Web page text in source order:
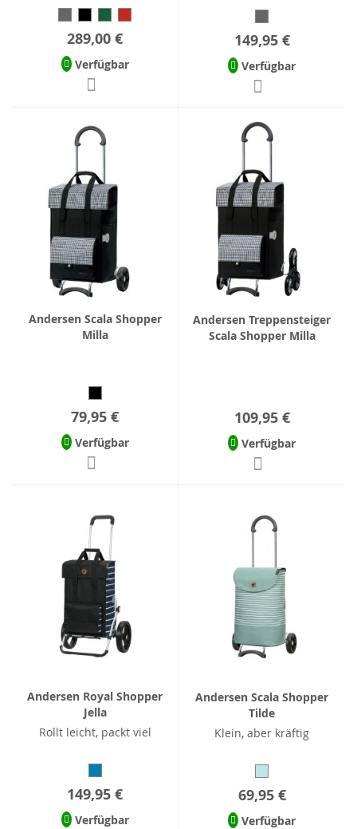
289,00 €
Verfügbar
149,95 €
Verfügbar
Andersen Scala Shopper
Milla
79,95 €
Verfügbar
Andersen Treppensteiger
Scala Shopper Milla
109,95 €
Verfügbar
Andersen Royal Shopper
Jella
Rollt leicht, packt viel
149,95 €
Verfügbar
Andersen Scala Shopper
Tilde
Klein, aber kräftig
69,95 €
Verfügbar